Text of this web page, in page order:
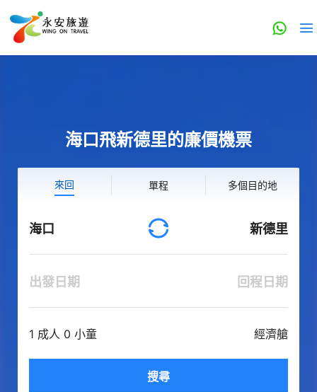
海口飛新德里的廉價機票
來回 單程 多個目的地
海口 新德里
出發日期 回程日期
1 成人 0 小童 經濟艙
搜尋